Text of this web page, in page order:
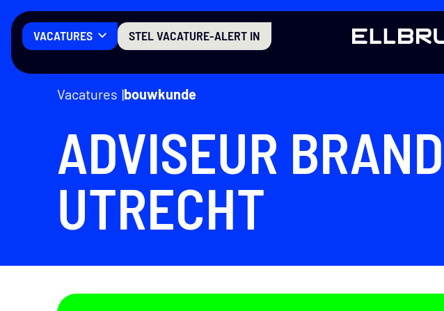
ELLBRU
Menu
VACATURES STEL VACATURE-ALERT IN
Vacatures bouwkunde
ADVISEUR
UTRECHT